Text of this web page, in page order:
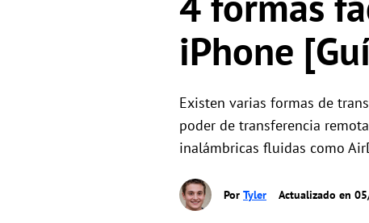
iPhone
Existen varias formas de
poder de transferencia
inalámbricas fluidas como
Por Tyler Actualizado en